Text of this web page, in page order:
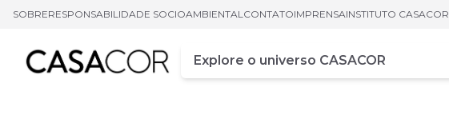
SOBRERESPONSABILIDADE SOCIOAMBIENTALCONTATOIMPRENSAINSTITUTO CASACOR
Campo de busca
Digite pelo menos três caracteres